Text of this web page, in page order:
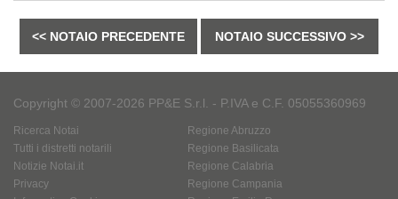
<< NOTAIO PRECEDENTE NOTAIO SUCCESSIVO >>
Copyright © 2007-2026 PP&E S.r.l. - P.IVA e C.F. 05055360969
Ricerca Notai
Tutti i distretti notarili
Notizie Notai.it
Privacy
Regione Abruzzo
Regione Basilicata
Regione Calabria
Regione Campania